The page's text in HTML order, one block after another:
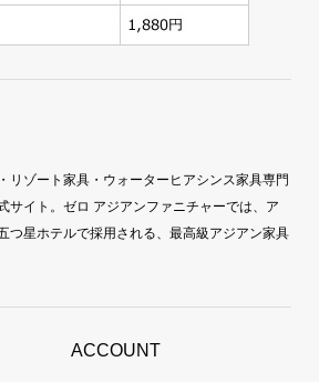
リゾート家具・ウォーターヒアシンス家具専門
サイト。ゼロ アジアンファニチャーでは、ア
つ星ホテルで採用される、最高級アジアン家具
ACCOUNT